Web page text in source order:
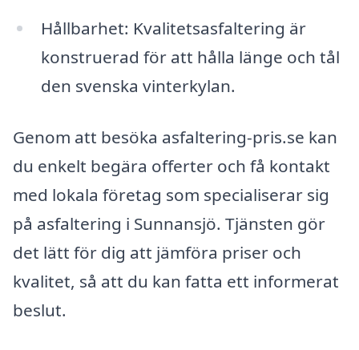
Hållbarhet: Kvalitetsasfaltering är
konstruerad för att hålla länge och tål
den svenska vinterkylan.
Genom att besöka asfaltering-pris.se kan
du enkelt begära offerter och få kontakt
med lokala företag som specialiserar sig
på asfaltering i Sunnansjö. Tjänsten gör
det lätt för dig att jämföra priser och
kvalitet, så att du kan fatta ett informerat
beslut.